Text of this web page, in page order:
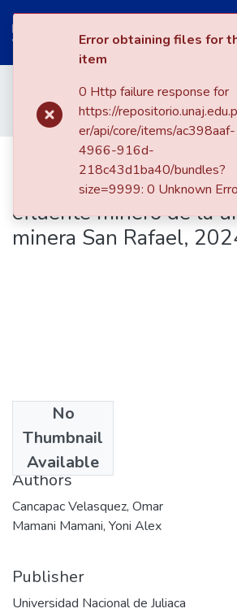
All of DSpace
Statistics
Escuela Profesional De Ingeniería Ambiental Y Forestal
Tesis
Eficiencia del óxido de grafeno en la adsorción de cadmio y plomo en el efluente minero de la unidad minera San Rafael, 2024
Eficiencia del óxido de
adsorción de cadmio y
efluente minero de la
minera San Rafael,
No
Thumbnail
Available
2025
Authors
Cancapac Velasquez, Omar
Mamani Mamani, Yoni Alex
Publisher
Universidad Nacional de Juliaca
Error obtaining files for
item
0 Http failure response for
https://
er/api/core/items/
4966-916d-
218c43d1ba40/bundles?
size=9999: 0 Unknown